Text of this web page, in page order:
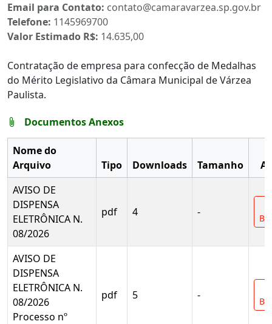
Email para Contato: contato@camaravarzea.sp.gov.br
Telefone: 1145969700
Valor Estimado R$: 14.635,00
Contratação de empresa para confecção de Medalhas
do Mérito Legislativo da Câmara Municipal de Várzea
Paulista.
Documentos Anexos
Nome do
Arquivo
Tipo Downloads Tamanho
AVISO DE
DISPENSA
ELETRÔNICA N.
08/2026
pdf 4 -
AVISO DE
DISPENSA
ELETRÔNICA N.
08/2026
Processo nº
pdf 5 -